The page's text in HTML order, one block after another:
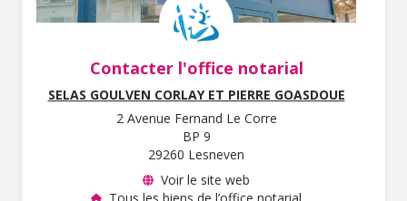
Contacter l'office notarial
SELAS GOULVEN CORLAY ET PIERRE GOASDOUE
2 Avenue Fernand Le Corre
BP 9
29260 Lesneven
Voir le site web